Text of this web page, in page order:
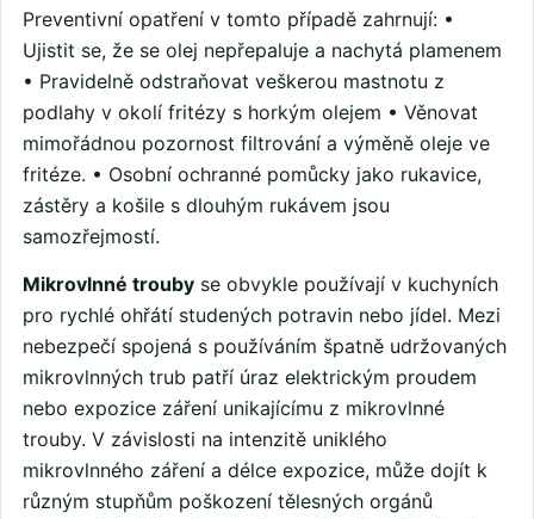
Preventivní opatření v tomto případě zahrnují: •
Ujistit se, že se olej nepřepaluje a nachytá plamenem
• Pravidelně odstraňovat veškerou mastnotu z
podlahy v okolí fritézy s horkým olejem • Věnovat
mimořádnou pozornost filtrování a výměně oleje ve
fritéze. • Osobní ochranné pomůcky jako rukavice,
zástěry a košile s dlouhým rukávem jsou
samozřejmostí.
Mikrovlnné trouby se obvykle používají v kuchyních
pro rychlé ohřátí studených potravin nebo jídel. Mezi
nebezpečí spojená s používáním špatně udržovaných
mikrovlnných trub patří úraz elektrickým proudem
nebo expozice záření unikajícímu z mikrovlnné
trouby. V závislosti na intenzitě uniklého
mikrovlnného záření a délce expozice, může dojít k
různým stupňům poškození tělesných orgánů